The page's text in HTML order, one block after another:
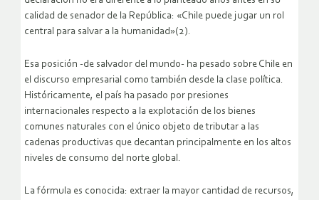
calidad de senador de la República: «Chile puede jugar un rol
central para salvar a la humanidad»(2).
Esa posición -de salvador del mundo- ha pesado sobre Chile en
el discurso empresarial como también desde la clase política.
Históricamente, el país ha pasado por presiones
internacionales respecto a la explotación de los bienes
comunes naturales con el único objeto de tributar a las
cadenas productivas que decantan principalmente en los altos
niveles de consumo del norte global.
La fórmula es conocida: extraer la mayor cantidad de recursos,